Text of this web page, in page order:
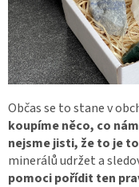
Občas se to stane v
koupíme něco, co
nejsme jisti, že to je
minerálů udržet a
pomoci pořídit ten